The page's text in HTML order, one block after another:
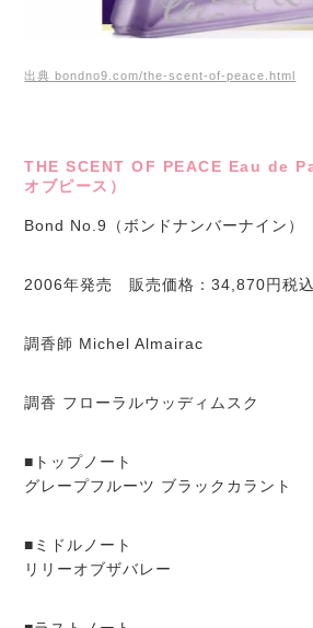
出典 bondno9.com/the-scent-of-peace.html
THE SCENT OF PEACE Eau de
オブピース）
Bond No.9（ボンドナンバーナイン）
2006年発売 販売価格：34,870円税込
調香師 Michel Almairac
調香 フローラルウッディムスク
■トップノート
グレープフルーツ ブラックカラント
■ミドルノート
リリーオブザバレー